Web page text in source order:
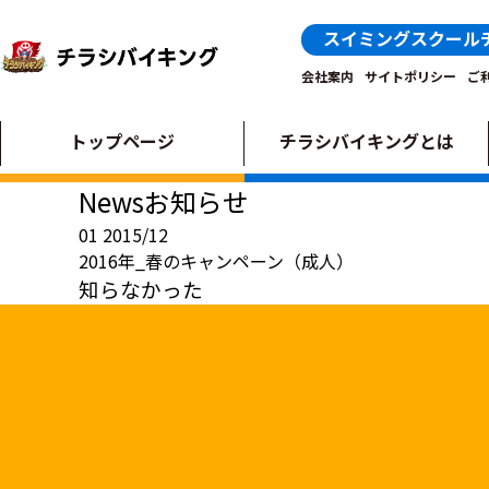
スイミングスクール
会社案内 サイトポリシー ご
トップページ チラシバイキングとは
Newsお知らせ
01 2015/12
2016年_春のキャンペーン（成人）
知らなかった